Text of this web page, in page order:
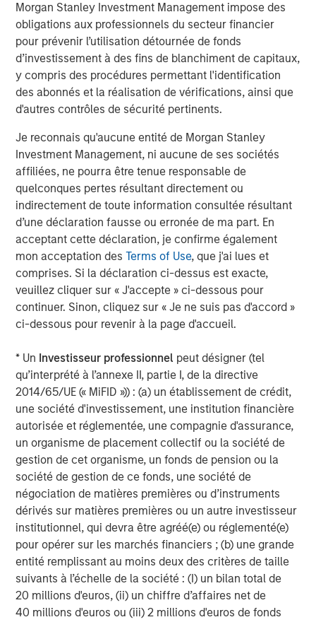
Morgan Stanley Investment Management impose des
obligations aux professionnels du secteur financier
pour prévenir l’utilisation détournée de fonds
d’investissement à des fins de blanchiment de capitaux,
y compris des procédures permettant l'identification
des abonnés et la réalisation de vérifications, ainsi que
d'autres contrôles de sécurité pertinents.
Je reconnais qu'aucune entité de Morgan Stanley
Investment Management, ni aucune de ses sociétés
affiliées, ne pourra être tenue responsable de
quelconques pertes résultant directement ou
indirectement de toute information consultée résultant
d’une déclaration fausse ou erronée de ma part. En
acceptant cette déclaration, je confirme également
mon acceptation desTerms of Use, que j'ai lues et
comprises. Si la déclaration ci-dessus est exacte,
veuillez cliquer sur « J'accepte » ci-dessous pour
continuer. Sinon, cliquez sur « Je ne suis pas d'accord »
ci-dessous pour revenir à la page d'accueil.
* Un Investisseur professionnel peut désigner (tel
qu’interprété à l’annexe II, partie I, de la directive
2014/65/UE (« MiFID »)) : (a) un établissement de crédit,
une société d'investissement, une institution financière
autorisée et réglementée, une compagnie d'assurance,
un organisme de placement collectif ou la société de
gestion de cet organisme, un fonds de pension ou la
société de gestion de ce fonds, une société de
négociation de matières premières ou d’instruments
dérivés sur matières premières ou un autre investisseur
institutionnel, qui devra être agréé(e) ou réglementé(e)
pour opérer sur les marchés financiers ; (b) une grande
entité remplissant au moins deux des critères de taille
suivants à l’échelle de la société : (I) un bilan total de
20 millions d'euros, (ii) un chiffre d’affaires net de
40 millions d'euros ou (iii) 2 millions d'euros de fonds
Here are the Factset 2026 and 2027 bottom-up
earnings estimates for the S&P 500 as of May 4
versus where they started the year.
Past performance is no guarantee of future results.
Source: Factset as of May 4, 2026. The index earnings per
share estimates are provided for illustrative purposes only and is
not meant to depict the performance of a specific investment.
I have worked in the investing world for a long time
and have never seen this magnitude of increases.
These incredibly positive revisions are extremely
bullish.
Of the two years, the 2027 estimate is the more
important number.
As an investor, if one thinks about where the S&P
500 could end the year on December 31st, 2026,
the next 12 months earnings will be for 2027.
That number is already up $22.73, andit’s only early
May 2026!